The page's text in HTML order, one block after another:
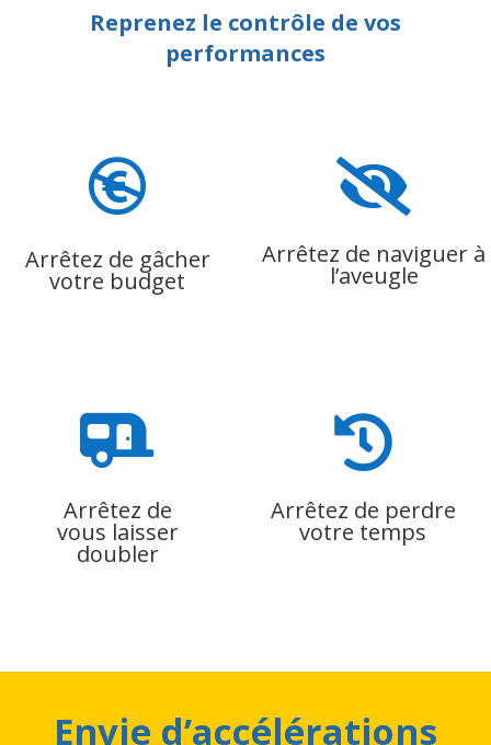
Reprenez le contrôle de vos
performances

Arrêtez de gâcher
votre budget

Arrêtez de naviguer à
l’aveugle

Arrêtez de
vous laisser
doubler

Arrêtez de perdre
votre temps
Envie d’accélérations